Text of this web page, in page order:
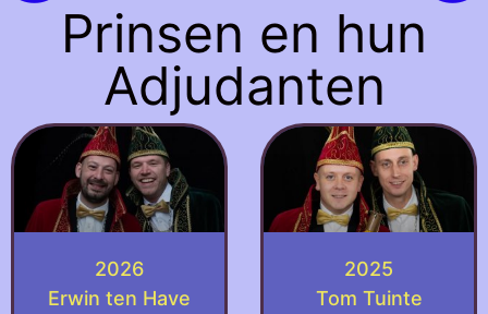
Prinsen en hun
Adjudanten
2026
Erwin ten Have
2025
Tom Tuinte